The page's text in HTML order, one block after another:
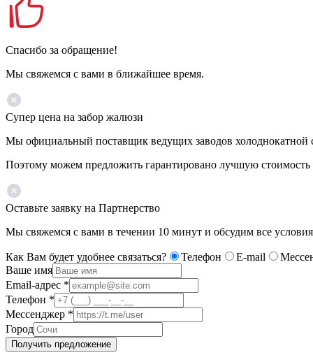
Спасибо за обращение!
Мы свяжемся с вами в ближайшее время.
Супер цена на забор жалюзи
Мы официальный поставщик ведущих заводов холоднокатной
Поэтому можем предложить гарантировано лучшую стоимость
Оставьте заявку на Партнерство
Мы свяжемся с вами в течении 10 минут и обсудим все условия
Как Вам будет удобнее связаться? Телефон E-mail
Ваше имя
Email-адрес *
Телефон *
Мессенджер *
Город
Получить предложение